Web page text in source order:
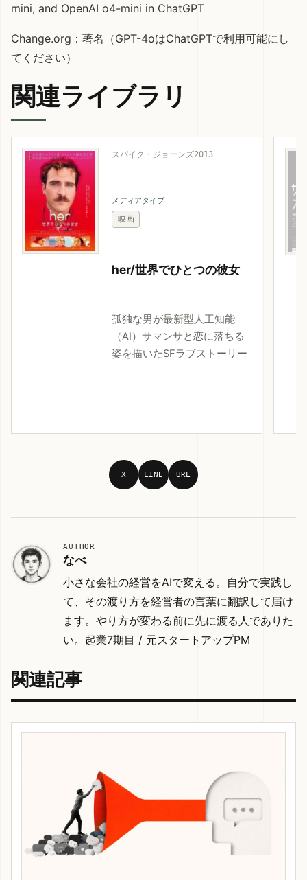
mini, and OpenAI o4-mini in ChatGPT
Change.org：著名（GPT-4oはChatGPTで利用可能にし
てください）
関連ライブラリ
スパイク・ジョーンズ2013
メディアタイプ
映画
her/世界でひとつの彼女
孤独な男が最新型人工知能
（AI）サマンサと恋に落ちる
姿を描いたSFラブストーリー
X LINE URL
AUTHOR
なべ
小さな会社の経営をAIで変える。自分で実践し
て、その渡り方を経営者の言葉に翻訳して届け
ます。やり方が変わる前に先に渡る人でありた
い。起業7期目 / 元スタートアップPM
関連記事